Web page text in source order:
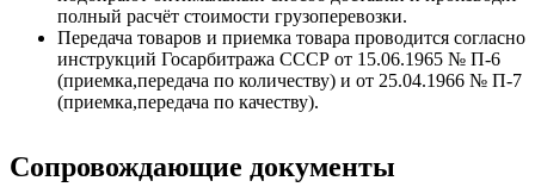
полный расчёт стоимости грузоперевозки.
Передача товаров и приемка товара проводится согласно
инструкций Госарбитража СССР от 15.06.1965 № П-6
(приемка,передача по количеству) и от 25.04.1966 № П-7
(приемка,передача по качеству).
Сопровождающие документы